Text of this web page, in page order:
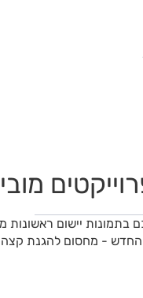
בתמונות יישום
- מחסום להגנת קצה